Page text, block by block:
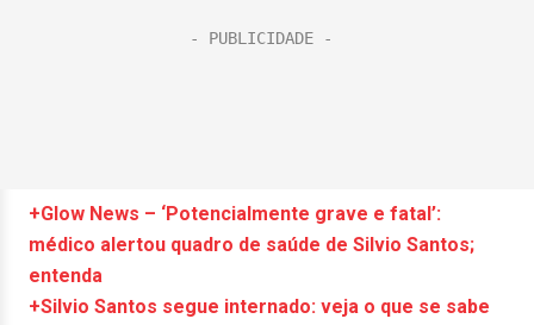
+Glow News – ‘Potencialmente grave e fatal’:
médico alertou quadro de saúde de Silvio Santos;
entenda
+Silvio Santos segue internado: veja o que se sabe